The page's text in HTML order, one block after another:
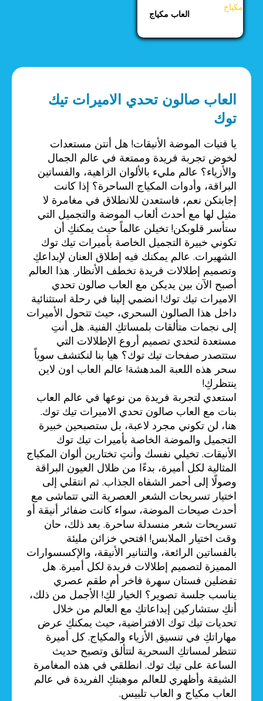
العاب مكياج
العاب صالون تحدي الاميرات تيك
توك
يا فتيات الموضة الأنيقات! هل أنتن مستعدات
لخوض تجربة فريدة وممتعة في عالم الجمال
والأزياء؟ عالم مليء بالألوان الزاهية، والفساتين
البراقة، وأدوات المكياج الساحرة؟ إذا كانت
إجابتكن نعم، فاستعدن للانطلاق في مغامرة لا
مثيل لها مع أحدث ألعاب الموضة والتجميل التي
ستأسر قلوبكن! تخيلن عالماً حيث يمكنكِ أن
تكوني خبيرة التجميل الخاصة بأميرات تيك توك
الشهيرات. عالم يمكنك فيه إطلاق العنان لإبداعكِ
وتصميم إطلالات فريدة تخطف الأنظار. هذا العالم
أصبح الآن بين يديكن مع العاب صالون تحدي
الاميرات تيك توك! انضمي إلينا في رحلة استثنائية
داخل هذا الصالون السحري، حيث تتحول الأميرات
إلى نجمات متألقات بلمساتكِ الفنية. هل أنتِ
مستعدة لتحدي تصميم أروع الإطلالات التي
ستتصدر صفحات تيك توك؟ هيا بنا لنكتشف سوياً
سحر هذه اللعبة المدهشة! عالم العاب اون لاين
ينتظركِ!
استعدي لتجربة فريدة من نوعها في عالم العاب
بنات مع العاب صالون تحدي الاميرات تيك توك.
هنا، لن تكوني مجرد لاعبة، بل ستصبحين خبيرة
التجميل والموضة الخاصة بأميرات تيك توك
الأنيقات. تخيلي نفسك وأنتِ تختارين ألوان المكياج
المثالية لكل أميرة، بدءًا من ظلال العيون البراقة
وصولًا إلى أحمر الشفاه الجذاب. ثم انتقلي إلى
اختيار تسريحات الشعر العصرية التي تتماشى مع
أحدث صيحات الموضة، سواء كانت ضفائر أنيقة أو
تسريحات شعر منسدلة ساحرة. بعد ذلك، حان
وقت اختيار الملابس! افتحي خزائن مليئة
بالفساتين الرائعة، والتنانير الأنيقة، والإكسسوارات
المميزة لتصميم إطلالات فريدة لكل أميرة. هل
تفضلين فستان سهرة فاخر أم طقم عصري
يناسب جلسة تصوير؟ الخيار لكِ! الأجمل من ذلك،
أنكِ ستشاركين إبداعاتكِ مع العالم من خلال
تحديات تيك توك الافتراضية، حيث يمكنكِ عرض
مهاراتكِ في تنسيق الأزياء والمكياج. كل أميرة
تنتظر لمساتكِ السحرية لتتألق وتصبح حديث
الساعة على تيك توك. انطلقي في هذه المغامرة
الشيقة وأظهري للعالم موهبتكِ الفريدة في عالم
العاب مكياج و العاب تلبيس.